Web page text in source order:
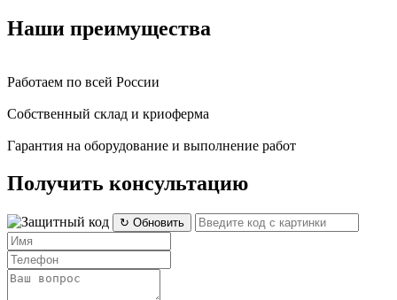
Наши преимущества
Работаем по всей России
Собственный склад и криоферма
Гарантия на оборудование и выполнение работ
Получить консультацию
↻ Обновить